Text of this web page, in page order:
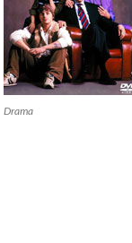
Drama